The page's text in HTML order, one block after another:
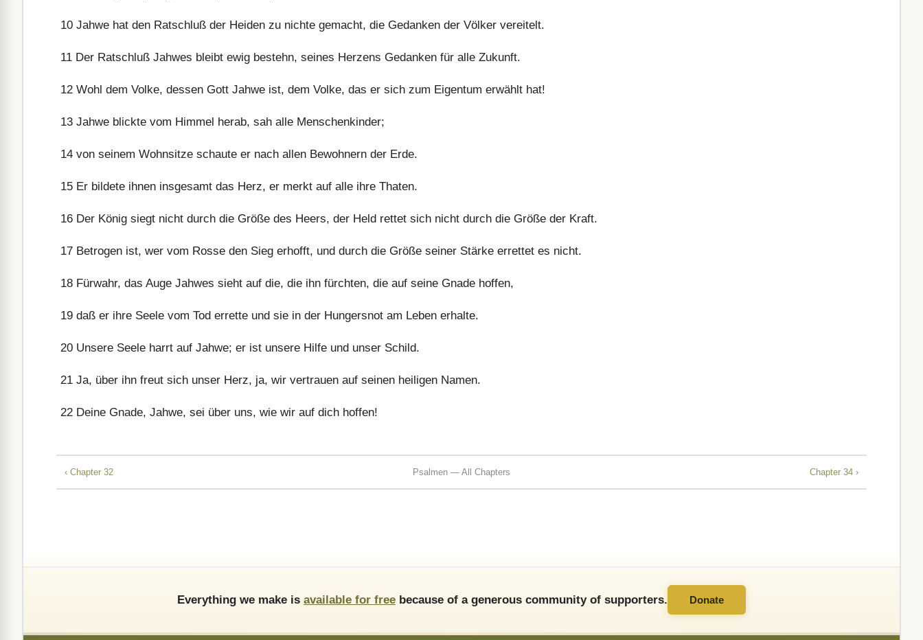
10 Jahwe hat den Ratschluß der Heiden zu nichte gemacht, die Gedanken der Völker vereitelt.
11 Der Ratschluß Jahwes bleibt ewig bestehn, seines Herzens Gedanken für alle Zukunft.
12 Wohl dem Volke, dessen Gott Jahwe ist, dem Volke, das er sich zum Eigentum erwählt hat!
13 Jahwe blickte vom Himmel herab, sah alle Menschenkinder;
14 von seinem Wohnsitze schaute er nach allen Bewohnern der Erde.
15 Er bildete ihnen insgesamt das Herz, er merkt auf alle ihre Thaten.
16 Der König siegt nicht durch die Größe des Heers, der Held rettet sich nicht durch die Größe der Kraft.
17 Betrogen ist, wer vom Rosse den Sieg erhofft, und durch die Größe seiner Stärke errettet es nicht.
18 Fürwahr, das Auge Jahwes sieht auf die, die ihn fürchten, die auf seine Gnade hoffen,
19 daß er ihre Seele vom Tod errette und sie in der Hungersnot am Leben erhalte.
20 Unsere Seele harrt auf Jahwe; er ist unsere Hilfe und unser Schild.
21 Ja, über ihn freut sich unser Herz, ja, wir vertrauen auf seinen heiligen Namen.
22 Deine Gnade, Jahwe, sei über uns, wie wir auf dich hoffen!
‹ Chapter 32 Psalmen — All Chapters Chapter 34 ›
Everything we make is available for free because of a generous community of supporters. Donate